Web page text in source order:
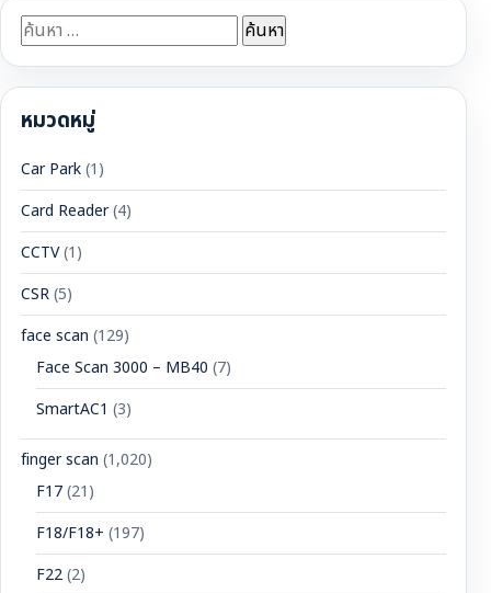
ค้นหา
สำหรับ:
หมวดหมู่
Car Park(1)
Card Reader(4)
CCTV(1)
CSR(5)
face scan (129)
Face Scan 3000 – MB40 (7)
SmartAC1 (3)
finger scan (1,020)
F17(21)
F18/F18+ (197)
F22(2)